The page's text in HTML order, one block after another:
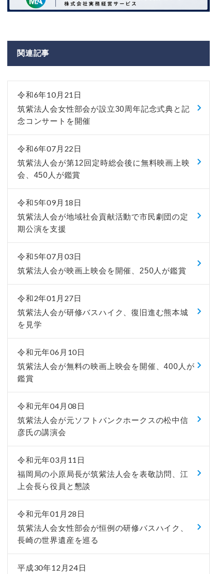
関連記事
令和6年10月21日
筑紫法人会女性部会が設立30周年記念式典と記
念コンサートを開催
令和6年07月22日
筑紫法人会が第12回定時総会後に無料映画上映
会、450人が鑑賞
令和5年09月18日
筑紫法人会が地域社会貢献活動で市民劇団の定
期公演を支援
令和5年07月03日
筑紫法人会が映画上映会を開催、250人が鑑賞
令和2年01月27日
筑紫法人会が研修バスハイク、復旧進む熊本城
を見学
令和元年06月10日
筑紫法人会が無料の映画上映会を開催、400人が
鑑賞
令和元年04月08日
筑紫法人会が元ソフトバンクホークスの松中信
彦氏の講演会
令和元年03月11日
福岡局の小原局長が筑紫法人会を表敬訪問、江
上会長ら役員と懇談
令和元年01月28日
筑紫法人会女性部会が恒例の研修バスハイク、
長崎の世界遺産を巡る
平成30年12月24日